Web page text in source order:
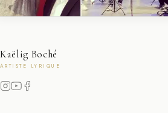
Kaëlig Boché
ARTISTE LYRIQUE